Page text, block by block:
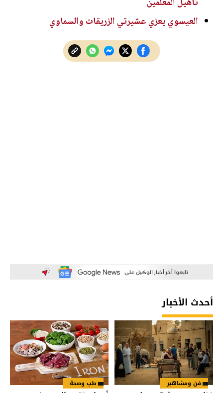
العيسوي يعزي عشيرتي الزريقات والسماوي
أحدث الأخبار
فن ومشاهير طب وصحة